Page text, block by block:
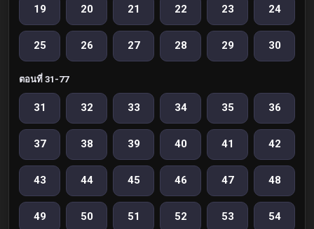
19 20 21 22 23 24
25 26 27 28 29 30
ตอนที่ 31-77
31 32 33 34 35 36
37 38 39 40 41 42
43 44 45 46 47 48
49 50 51 52 53 54